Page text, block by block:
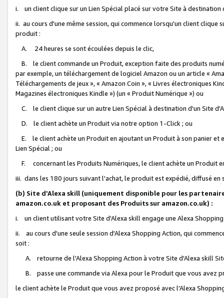
i. un client clique sur un Lien Spécial placé sur votre Site à destination
ii. au cours d'une même session, qui commence lorsqu'un client
produit :
A. 24 heures se sont écoulées depuis le clic,
B. le client commande un Produit, exception faite des produits
par exemple, un téléchargement de logiciel Amazon ou un article «
Téléchargements de jeux », « Amazon Coin », « Livres électroniques
Magazines électroniques Kindle ») (un « Produit Numérique ») ou
C. le client clique sur un autre Lien Spécial à destination d'un Site
D. le client achète un Produit via notre option 1-Click ; ou
E. le client achète un Produit en ajoutant un Produit à son panier et
Lien Spécial ; ou
F. concernant les Produits Numériques, le client achète un Produit
iii. dans les 180 jours suivant l'achat, le produit est expédié, diffusé
(b) Site d'Alexa skill (uniquement disponible pour les
amazon.co.uk et proposant des Produits sur amazon.co.uk) :
i. un client utilisant votre Site d'Alexa skill engage une Alexa
ii. au cours d'une seule session d'Alexa Shopping Action, qui
soit :
A. retourne de l'Alexa Shopping Action à votre Site d'Alexa skill
B. passe une commande via Alexa pour le Produit que vous avez
le client achète le Produit que vous avez proposé avec l'Alexa